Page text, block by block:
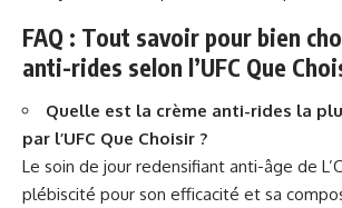
FAQ : Tout savoir pour bien
anti-rides selon l’UFC Que
Quelle est la crème anti-rides la
par l’UFC Que Choisir ?
Le soin de jour redensifiant anti-âge de
plébiscité pour son efficacité et sa